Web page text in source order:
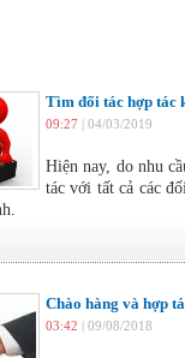
Tìm đối tác hợp tác
09:27 | 04/03/2019
Hiện nay, do nhu
tác với tất cả các
Chào hàng và hợp
03:42 | 09/08/2018